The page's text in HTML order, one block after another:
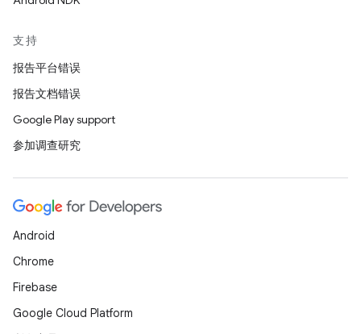
支持
报告平台错误
报告文档错误
Google Play support
参加调查研究
Android
Chrome
Firebase
Google Cloud Platform